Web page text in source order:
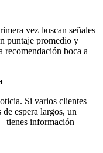
vez buscan señales
puntaje promedio y
recomendación boca a
Si varios clientes
espera largos, un
tienes información